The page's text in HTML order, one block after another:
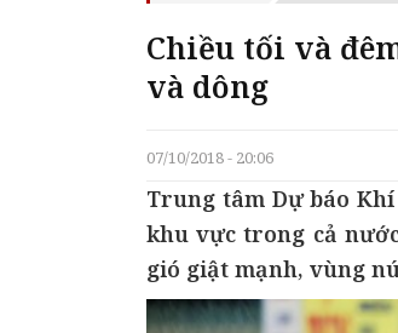
Chiều tối và
và dông
07/10/2018 - 20:06
Trung tâm Dự báo
khu vực trong cả
gió giật mạnh, vùng